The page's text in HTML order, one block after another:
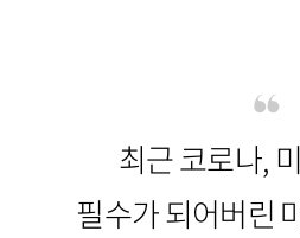
최근 코로나,
필수가 되어버린